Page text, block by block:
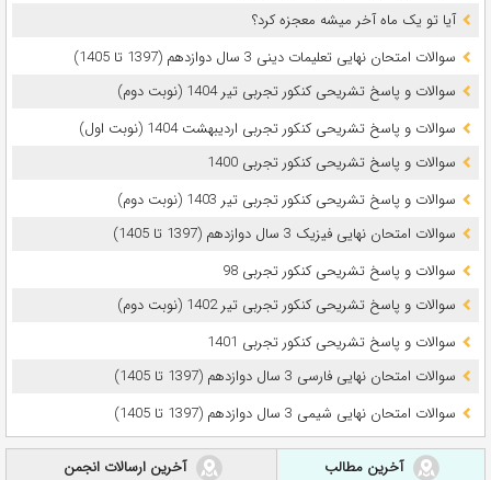
آیا تو یک ماه آخر میشه معجزه کرد؟
سوالات امتحان نهایی تعلیمات دینی 3 سال دوازدهم (1397 تا 1405)
سوالات و پاسخ تشریحی کنکور تجربی تیر 1404 (نوبت دوم)
سوالات و پاسخ تشریحی کنکور تجربی اردیبهشت 1404 (نوبت اول)
سوالات و پاسخ تشریحی کنکور تجربی 1400
سوالات و پاسخ تشریحی کنکور تجربی تیر 1403 (نوبت دوم)
سوالات امتحان نهایی فیزیک 3 سال دوازدهم (1397 تا 1405)
سوالات و پاسخ تشریحی کنکور تجربی 98
سوالات و پاسخ تشریحی کنکور تجربی تیر 1402 (نوبت دوم)
سوالات و پاسخ تشریحی کنکور تجربی 1401
سوالات امتحان نهایی فارسی 3 سال دوازدهم (1397 تا 1405)
سوالات امتحان نهایی شیمی 3 سال دوازدهم (1397 تا 1405)
آخرین مطالب
آخرین ارسالات انجمن